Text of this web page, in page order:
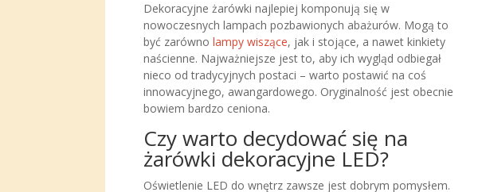
Dekoracyjne żarówki najlepiej komponują się w
nowoczesnych lampach pozbawionych abażurów. Mogą to
być zarówno lampy wiszące, jak i stojące, a nawet kinkiety
naścienne. Najważniejsze jest to, aby ich wygląd odbiegał
nieco od tradycyjnych postaci – warto postawić na coś
innowacyjnego, awangardowego. Oryginalność jest obecnie
bowiem bardzo ceniona.
Czy warto decydować się na
żarówki dekoracyjne LED?
Oświetlenie LED do wnętrz zawsze jest dobrym pomysłem.